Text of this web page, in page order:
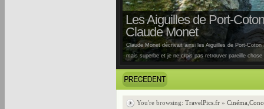
Les Aiguilles de Port-
Claude Monet
Claude Monet décrivait ainsi les Aiguilles de Port-
mais superbe et je ne crois pas retrouver pareille
You're browsing: TravelPics.fr » Cinéma